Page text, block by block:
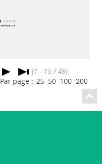
(1 - 15 / 49)
Par page : 25 50 100 200